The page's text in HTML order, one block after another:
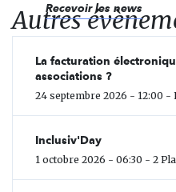
Recevoir les news
Autres
La facturation
associations ?
24 septembre 2026 - 12:00 -
Inclusiv'Day
1 octobre 2026 - 06:30 - 2